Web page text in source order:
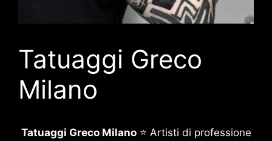
Tatuaggi Greco
Milano
Tatuaggi Greco Milano⭐ Artisti di professione